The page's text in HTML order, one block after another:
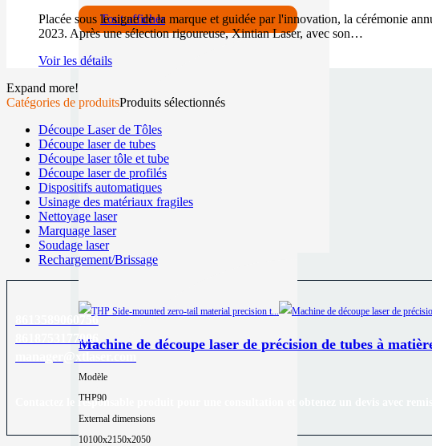
Tout afficher
Machine de découpe laser de précision de tubes à
Modèle
THP90
External dimensions
10100x2150x2050
Placée sous le signe de la marque et guidée par l'innovation, la cérémonie
2023. Après une sélection rigoureuse, Xintian Laser, avec son…
Voir les détails
Expand more!
Catégories de produitsProduits sélectionnés
Découpe Laser de Tôles
Découpe laser de tubes
Découpe laser tôle et tube
Découpe laser de profilés
Dispositifs automatiques
Usinage des matériaux fragiles
Nettoyage laser
Marquage laser
Soudage laser
Rechargement/Brissage
8613589060756
8618753177006
Contactez le responsable produit pour une consultation et obtenez un devis avec